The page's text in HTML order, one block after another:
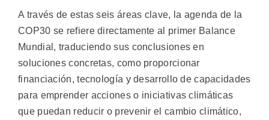
A través de estas seis áreas clave, la agenda de la
COP30 se refiere directamente al primer Balance
Mundial, traduciendo sus conclusiones en
soluciones concretas, como proporcionar
financiación, tecnología y desarrollo de capacidades
para emprender acciones o iniciativas climáticas
que puedan reducir o prevenir el cambio climático,